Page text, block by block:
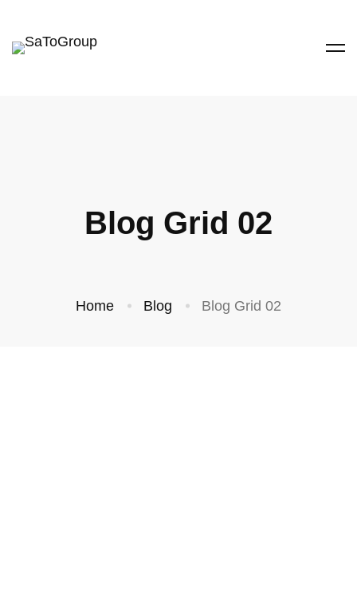
Blog Grid 02
Home Blog Blog Grid 02